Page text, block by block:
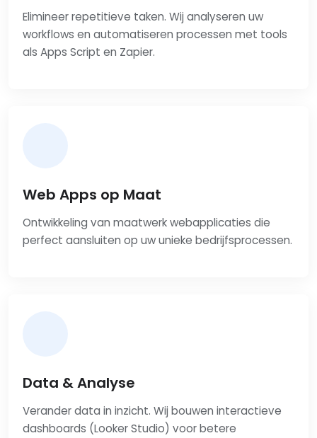
Elimineer repetitieve taken. Wij analyseren uw
workflows en automatiseren processen met tools
als Apps Script en Zapier.
Web Apps op Maat
Ontwikkeling van maatwerk webapplicaties die
perfect aansluiten op uw unieke bedrijfsprocessen.
Data & Analyse
Verander data in inzicht. Wij bouwen interactieve
dashboards (Looker Studio) voor betere